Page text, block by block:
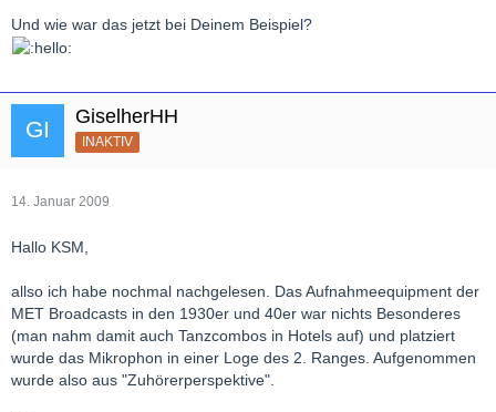
Und wie war das jetzt bei Deinem Beispiel?
GiselherHH
INAKTIV
14. Januar 2009
Hallo KSM,
allso ich habe nochmal nachgelesen. Das Aufnahmeequipment der
MET Broadcasts in den 1930er und 40er war nichts Besonderes
(man nahm damit auch Tanzcombos in Hotels auf) und platziert
wurde das Mikrophon in einer Loge des 2. Ranges. Aufgenommen
wurde also aus "Zuhörerperspektive".